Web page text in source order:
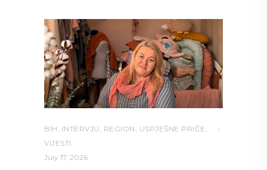
BIH , INTERVJU , REGION , USPJEŠNE PRIČE ,
VIJESTI
July 17, 2026